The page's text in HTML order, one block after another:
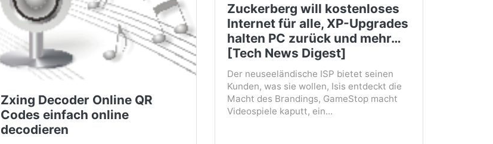
Zxing Decoder Online QR
Codes einfach online
decodieren
Zuckerberg will kostenloses
Internet für alle, XP-Upgrades
halten PC zurück und mehr…
[Tech News Digest]
Der neuseeländische ISP bietet seinen
Kunden, was sie wollen, Isis entdeckt die
Macht des Brandings, GameStop macht
Videospiele kaputt, ein...